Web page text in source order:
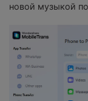
новой музыкой